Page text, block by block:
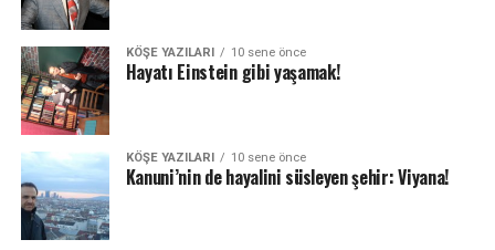
KÖŞE YAZILARI 10 sene önce
Hayatı Einstein gibi yaşamak!
KÖŞE YAZILARI 10 sene önce
Kanuni’nin de hayalini süsleyen şehir: Viyana!